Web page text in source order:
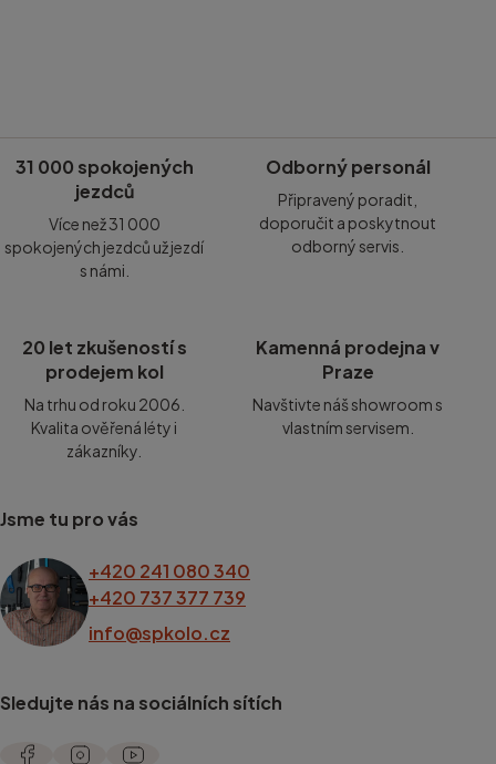
31 000 spokojených
jezdců
Více než 31 000
spokojených jezdců už jezdí
s námi.
Odborný personál
Připravený poradit,
doporučit a poskytnout
odborný servis.
20 let zkušeností s
prodejem kol
Na trhu od roku 2006.
Kvalita ověřená léty i
zákazníky.
Kamenná prodejna v
Praze
Navštivte náš showroom s
vlastním servisem.
Jsme tu pro vás
+420 241 080 340
+420 737 377 739
info@spkolo.cz
Sledujte nás na sociálních sítích